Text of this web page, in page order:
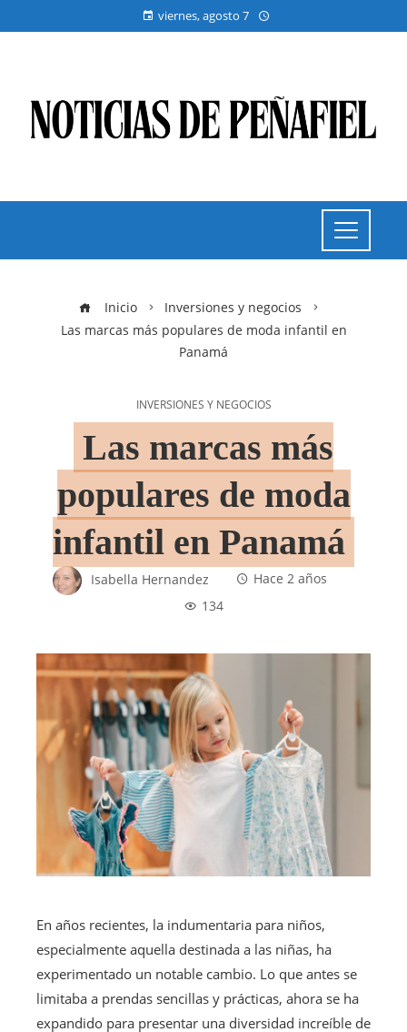
viernes, agosto 7
Inicio
Inversiones y negocios
Las marcas más populares de moda infantil en
Panamá
INVERSIONES Y NEGOCIOS
Las marcas más
populares de moda
infantil en Panamá
Isabella Hernandez
Hace 2 años
134
En años recientes, la indumentaria para niños,
especialmente aquella destinada a las niñas, ha
experimentado un notable cambio. Lo que antes se
limitaba a prendas sencillas y prácticas, ahora se ha
expandido para presentar una diversidad increíble de